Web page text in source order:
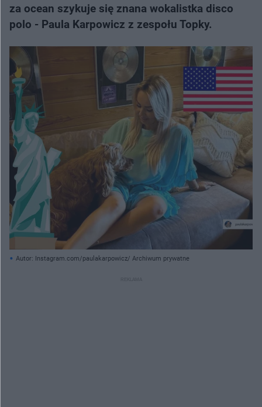
za ocean szykuje się znana wokalistka disco
polo - Paula Karpowicz z zespołu Topky.
Autor: Instagram.com/paulakarpowicz/ Archiwum prywatne